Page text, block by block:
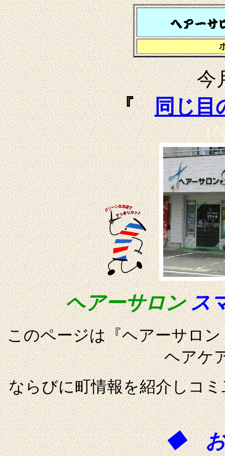
今
『同じ目
ヘアーサロンス
このページは『ヘアーサロン
ヘアケ
ならびに町情報を紹介しコ
◆ お